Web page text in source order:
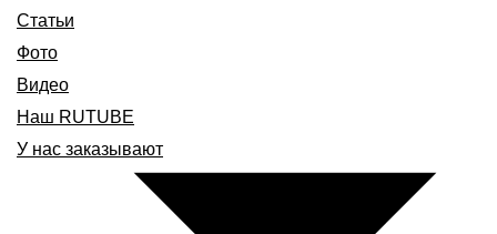
Статьи
Фото
Видео
Наш RUTUBE
У нас заказывают